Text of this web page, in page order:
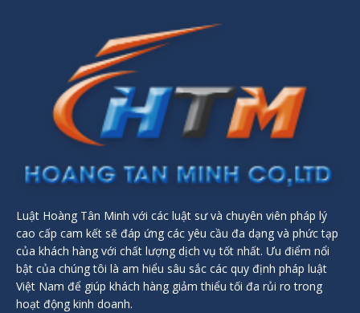
Luật Hoàng Tân Minh với các luật sư và chuyên viên pháp lý
cao cấp cam kết sẽ đáp ứng các yêu cầu đa dạng và phức tạp
của khách hàng với chất lượng dịch vụ tốt nhất. Ưu điểm nổi
bật của chúng tôi là am hiểu sâu sắc các quy định pháp luật
Việt Nam để giúp khách hàng giảm thiểu tối đa rủi ro trong
hoạt động kinh doanh.